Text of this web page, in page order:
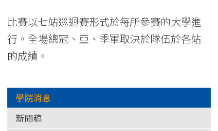
國
學
院
比賽以七站巡迴賽形式於每所參賽的大學進
行。全場總冠、亞、季軍取決於隊伍於各站
的成績。
學院消息
新聞稿